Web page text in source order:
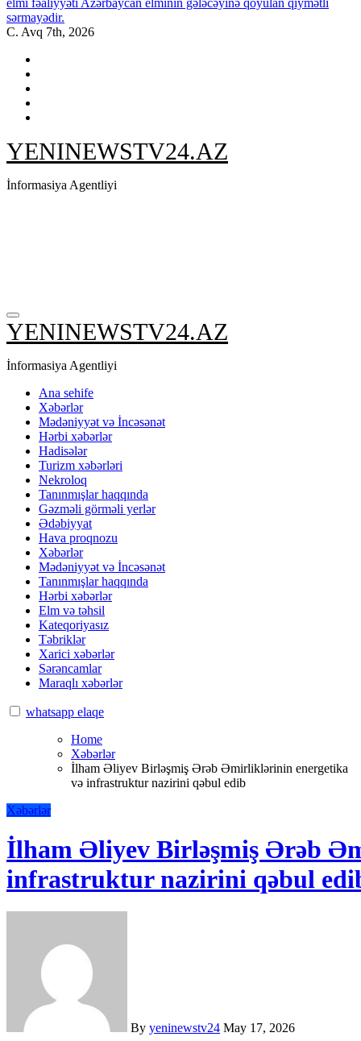
sərmayədir.
C. Avq 7th, 2026
YENINEWSTV24.AZ
İnformasiya Agentliyi
YENINEWSTV24.AZ
İnformasiya Agentliyi
Ana sehife
Xəbərlər
Mədəniyyət və İncəsənət
Hərbi xəbərlər
Hadisələr
Turizm xəbərləri
Nekroloq
Tanınmışlar haqqında
Gəzməli görməli yerlər
Ədəbiyyat
Hava proqnozu
Xəbərlər
Mədəniyyət və İncəsənət
Tanınmışlar haqqında
Hərbi xəbərlər
Elm və təhsil
Kateqoriyasız
Təbriklər
Xarici xəbərlər
Sərəncamlar
Maraqlı xəbərlər
whatsapp elaqe
Home
Xəbərlər
İlham Əliyev Birləşmiş Ərəb Əmirliklərinin energetika
və infrastruktur nazirini qəbul edib
Xəbərlər
İlham Əliyev Birləşmiş Ərəb
infrastruktur nazirini qəbul
By yeninewstv24 May 17, 2026